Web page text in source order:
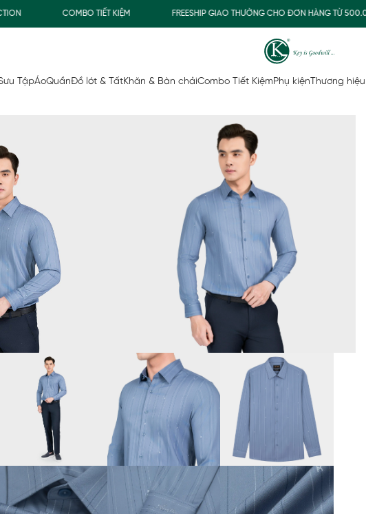
COMBO TIẾT KIỆM FREESHIP GIAO THƯỜNG CHO ĐƠN HÀNG TỪ 500.000Đ
TậpÁoQuầnĐồ lót & TấtKhăn & Bàn chảiCombo Tiết KiệmPhụ kiện Thương hiệu